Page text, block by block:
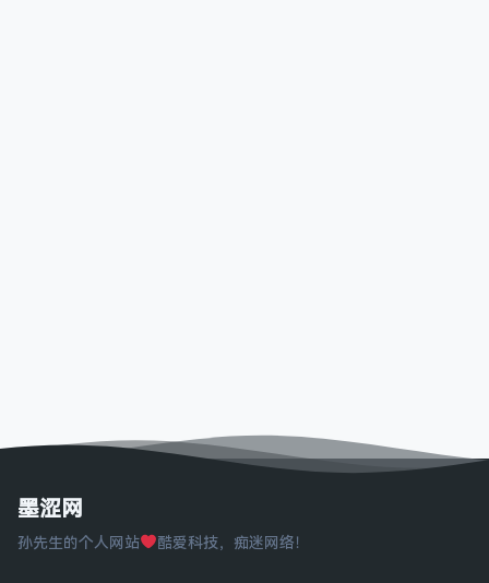
墨涩网
孙先生的个人网站 酷爱科技，痴迷网络！